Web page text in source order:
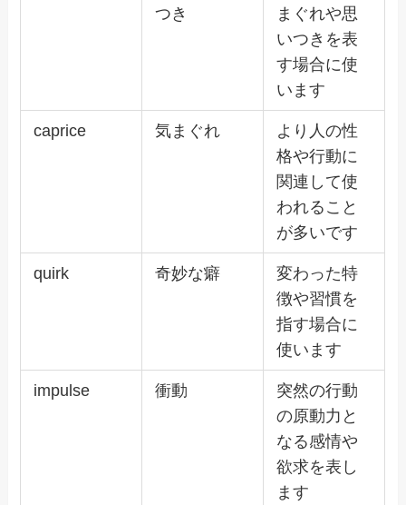
つき
まぐれや思
いつきを表
す場合に使
います
caprice 気まぐれ
より人の性
格や行動に
関連して使
われること
が多いです
quirk 奇妙な癖
変わった特
徴や習慣を
指す場合に
使います
impulse 衝動
突然の行動
の原動力と
なる感情や
欲求を表し
ます